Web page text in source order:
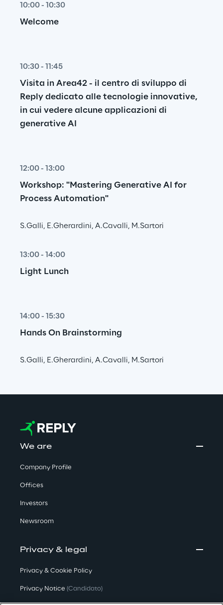
10:00 - 10:30
Welcome
10:30 - 11:45
Visita in Area42 - il centro di sviluppo di
Reply dedicato alle tecnologie innovative,
in cui vedere alcune applicazioni di
generative AI
12:00 - 13:00
Workshop: "Mastering Generative AI for
Process Automation"
S.Galli, E.Gherardini, A.Cavalli, M.Sartori
13:00 - 14:00
Light Lunch
14:00 - 15:30
Hands On Brainstorming
S.Galli, E.Gherardini, A.Cavalli, M.Sartori
We are
Company Profile
Offices
Investors
Newsroom
Privacy & legal
Privacy & Cookie Policy
Privacy Notice (Candidato)